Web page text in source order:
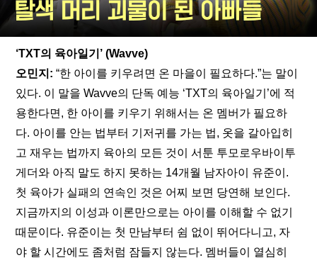
‘TXT의 육아일기’ (Wavve)
오민지: “한 아이를 키우려면 온 마을이 필요하다.”는 말이
있다. 이 말을 Wavve의 단독 예능 ‘TXT의 육아일기’에 적
용한다면, 한 아이를 키우기 위해서는 온 멤버가 필요하
다. 아이를 안는 법부터 기저귀를 가는 법, 옷을 갈아입히
고 재우는 법까지 육아의 모든 것이 서툰 투모로우바이투
게더와 아직 말도 하지 못하는 14개월 남자아이 유준이.
첫 육아가 실패의 연속인 것은 어찌 보면 당연해 보인다.
지금까지의 이성과 이론만으로는 아이를 이해할 수 없기
때문이다. 유준이는 첫 만남부터 쉼 없이 뛰어다니고, 자
야 할 시간에도 좀처럼 잠들지 않는다. 멤버들이 열심히